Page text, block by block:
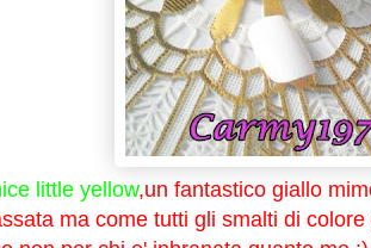
little yellow,un fantastico giallo
ma come tutti gli smalti di